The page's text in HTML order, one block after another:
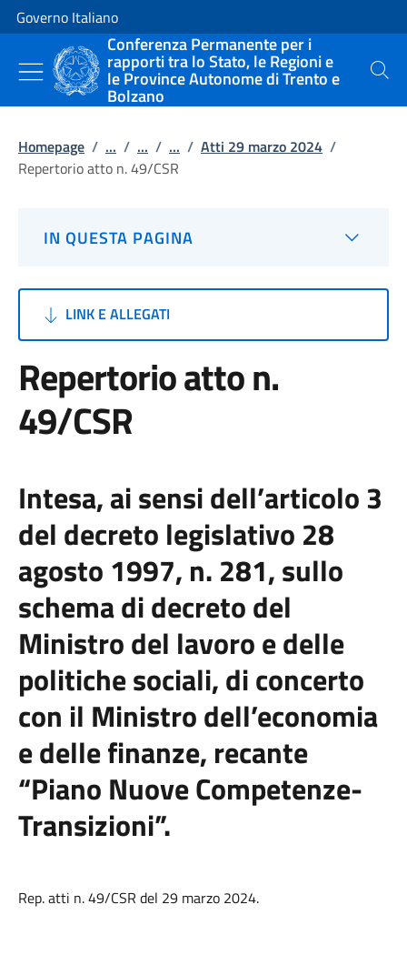
Vai al contenuto
Vai alla navigazione del sito
Governo Italiano
Conferenza Permanente per i
rapporti tra lo Stato, le Regioni e
le Province Autonome di Trento e
Bolzano
Cerca
Homepage / ... / ... / ... / Atti 29 marzo 2024 /
Repertorio atto n. 49/CSR
IN QUESTA PAGINA
LINK E ALLEGATI
Repertorio atto n.
49/CSR
Intesa, ai sensi dell’articolo 3
del decreto legislativo 28
agosto 1997, n. 281, sullo
schema di decreto del
Ministro del lavoro e delle
politiche sociali, di concerto
con il Ministro dell’economia
e delle finanze, recante
“Piano Nuove Competenze-
Transizioni”.
Rep. atti n. 49/CSR del 29 marzo 2024.